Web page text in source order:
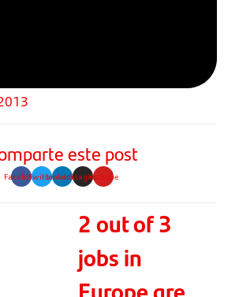
este post
FacebookTwitterLinkedinInstagramYoutube
2 out of 3
jobs in